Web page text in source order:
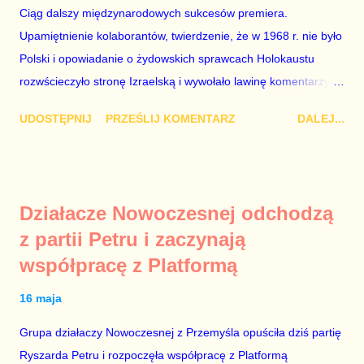
zupełnie nieheroicznym, a często wręcz znikomym działaniom
po stronie „Solidarności” w tamtych trudnych czasach. Lech
Kaczyński / fot. autor nieznany. Plan jest taki, aby zastąpić
Lecha Wałęs...
Ciąg dalszy międzynarodowych sukcesów premiera.
Upamiętnienie kolaborantów, twierdzenie, że w 1968 r. nie było
Polski i opowiadanie o żydowskich sprawcach Holokaustu
rozwścieczyło stronę Izraelską i wywołało lawinę komentarzy w
Dodajmy do tego jeszcze odmowę wojewody dotyczącą
centrum, a PiS już tam jest” – mówili komentatorzy po zamianie
Szydło na Morawieckiego. Jak zwykle mieli rację. Tej nocy rząd
nie pójdzie spać. Do jutrzejszego poranka muszą znaleźć
życiorys i zdjęcie. Mile widziane są też powiązania tego
zwyrodnialca z politykami PO. Bez tego, udział polityków PiS w
porannych programach nie ma sensu. Jeszcze ze trzy dni
UDOSTĘPNIJ PRZEŚLIJ KOMENTARZ DALEJ...
Działacze Nowoczesnej odchodzą
z partii Petru i zaczynają
współpracę z Platformą
16 maja
Grupa działaczy Nowoczesnej z Przemyśla opuściła dziś partię
Ryszarda Petru i rozpoczęła współpracę z Platformą